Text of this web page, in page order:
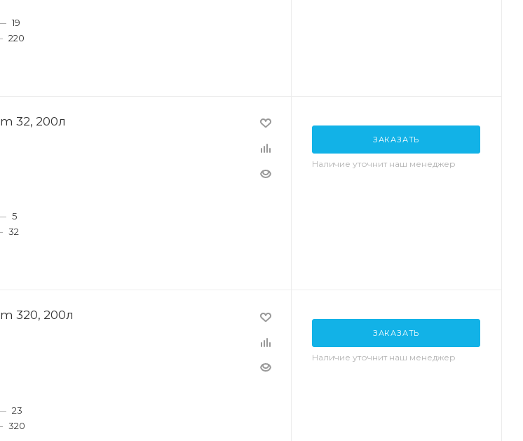
19
220
32, 200л
5
32
ЗАКАЗАТЬ
Наличие уточнит наш менеджер
320, 200л
23
320
ЗАКАЗАТЬ
Наличие уточнит наш менеджер